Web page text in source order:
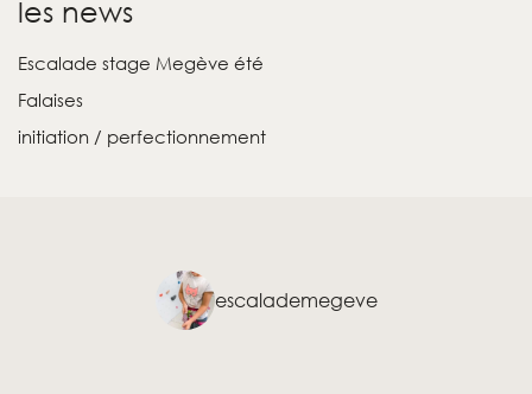
les news
Escalade stage Megève été
Falaises
initiation / perfectionnement
escalademegeve